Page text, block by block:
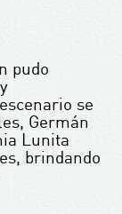
pudo
se
Germán
Lunita
brindando